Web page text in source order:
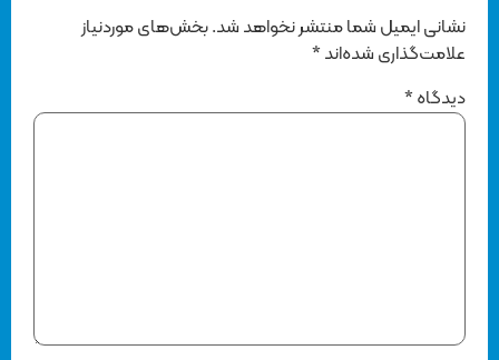
نشانی ایمیل شما منتشر نخواهد شد. بخش‌های موردنیاز
علامت‌گذاری شده‌اند*
دیدگاه*